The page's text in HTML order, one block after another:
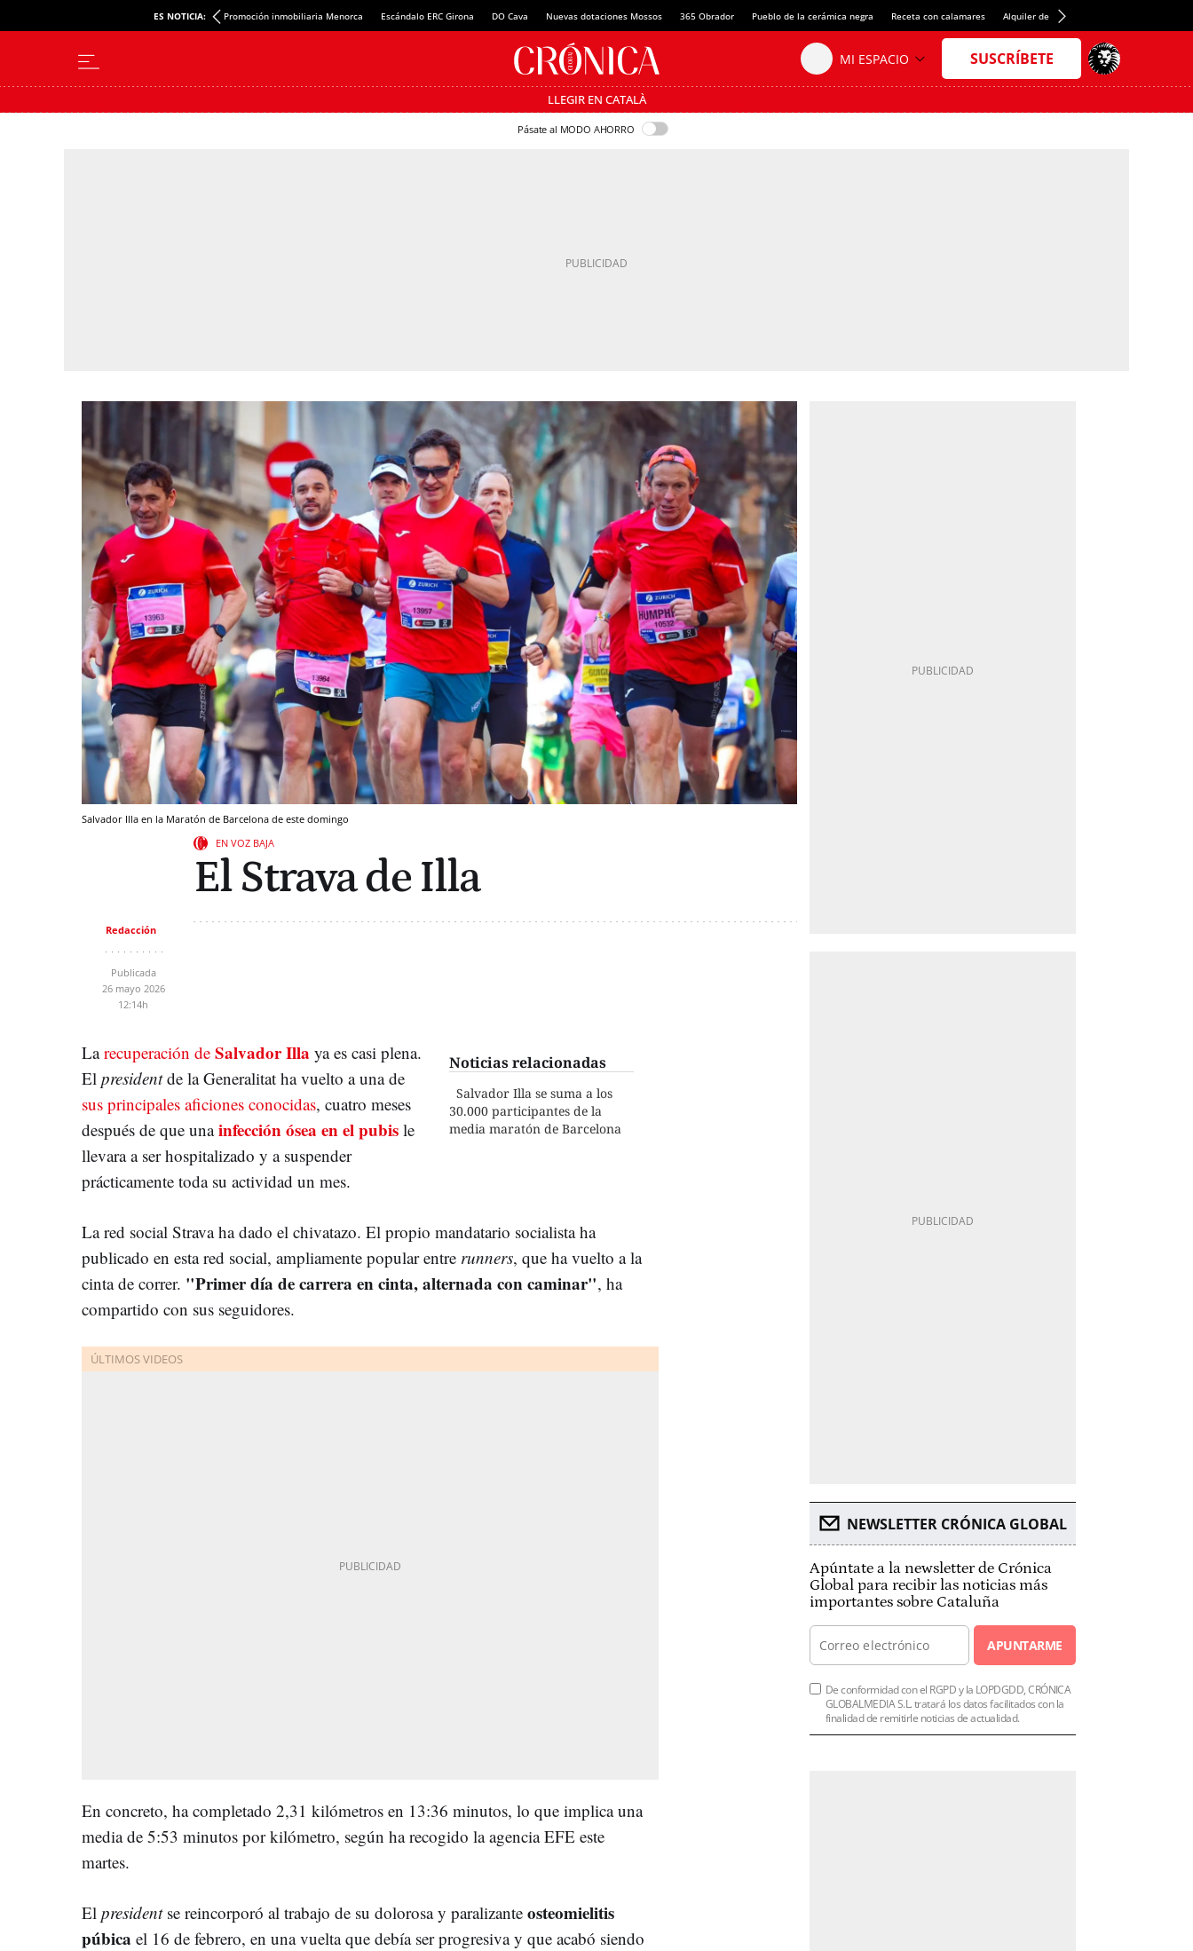
ES NOTICIA: Promoción inmobiliaria Menorca Escándalo ERC Girona DO Cava Nuevas dotaciones Mossos 365 Obrador Pueblo de la cerámica negra Receta con calamares Alquiler de habitaciones en España
LLEGIR EN CATALÀ
Pásate al MODO AHORRO
Salvador Illa en la Maratón de Barcelona de este domingo
EN VOZ BAJA
El Strava de Illa
Redacción
Publicada
26 mayo 2026
12:14h
Noticias relacionadas
Salvador Illa se suma a los
30.000 participantes de la
media maratón de Barcelona
Larecuperación de Salvador Illa ya es casi plena.
El presidentde la Generalitat ha vuelto a una de
sus principales aficiones conocidas, cuatro meses
después de que unainfección ósea en el pubis le
llevara a ser hospitalizado y a suspender
prácticamente toda su actividad un mes.
La red social Strava ha dado el chivatazo. El propio mandatario socialista ha
publicado en esta red social, ampliamente popular entre runners, que ha vuelto a la
cinta de correr. "Primer día de carrera en cinta, alternada con caminar", ha
compartido con sus seguidores.
En concreto, ha completado 2,31 kilómetros en 13:36 minutos, lo que implica una
media de 5:53 minutos por kilómetro, según ha recogido la agencia EFE este
martes.
El president se reincorporó al trabajo de su dolorosa y paralizante osteomielitis
púbica el 16 de febrero, en una vuelta que debía ser progresiva y que acabó siendo
NEWSLETTER CRÓNICA GLOBAL
Apúntate a la newsletter de Crónica
Global para recibir las noticias más
importantes sobre Cataluña
APUNTARME
De conformidad con el RGPD y la LOPDGDD, CRÓNICA
GLOBALMEDIA S.L. tratará los datos facilitados con la
finalidad de remitirle noticias de actualidad.